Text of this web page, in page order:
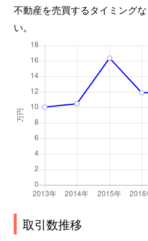
不動産を売買するタイミング
い。
取引数推移